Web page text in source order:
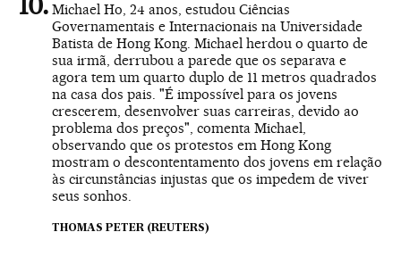
Michael Ho, 24 anos, estudou Ciências
Governamentais e Internacionais na Universidade
Batista de Hong Kong. Michael herdou o quarto de
sua irmã, derrubou a parede que os separava e
agora tem um quarto duplo de 11 metros quadrados
na casa dos pais. "É impossível para os jovens
crescerem, desenvolver suas carreiras, devido ao
problema dos preços", comenta Michael,
observando que os protestos em Hong Kong
mostram o descontentamento dos jovens em relação
às circunstâncias injustas que os impedem de viver
seus sonhos.
THOMAS PETER (REUTERS)